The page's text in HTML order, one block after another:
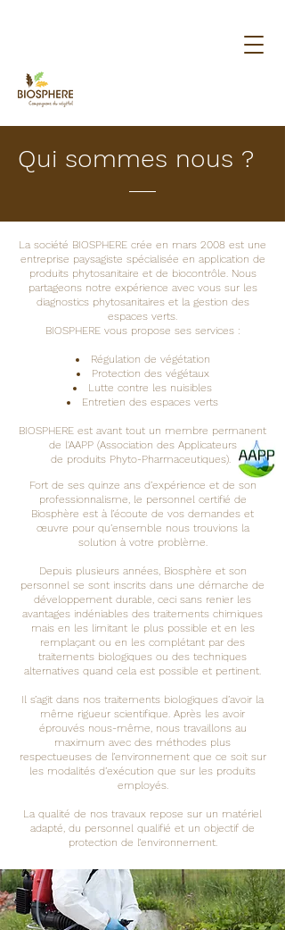
Qui sommes nous ?
La société BIOSPHERE crée en mars 2008 est une
entreprise paysagiste spécialisée en application de
produits phytosanitaire et de biocontrôle. Nous
partageons notre expérience avec vous sur les
diagnostics phytosanitaires et la gestion des
espaces verts.
BIOSPHERE vous propose ses services :
Régulation de végétation
Protection des végétaux
Lutte contre les nuisibles
Entretien des espaces verts
BIOSPHERE est avant tout un membre permanent
de l'AAPP (Association des Applicateurs
de produits Phyto-Pharmaceutiques).
Fort de ses quinze ans d’expérience et de son
professionnalisme, le personnel certifié de
Biosphère est à l’écoute de vos demandes et
œuvre pour qu’ensemble nous trouvions la
solution à votre problème.
Depuis plusieurs années, Biosphère et son
personnel se sont inscrits dans une démarche de
développement durable, ceci sans renier les
avantages indéniables des traitements chimiques
mais en les limitant le plus possible et en les
remplaçant ou en les complétant par des
traitements biologiques ou des techniques
alternatives quand cela est possible et pertinent.
Il s’agit dans nos traitements biologiques d’avoir la
même rigueur scientifique. Après les avoir
éprouvés nous-même, nous travaillons au
maximum avec des méthodes plus
respectueuses de l’environnement que ce soit sur
les modalités d’exécution que sur les produits
employés.
La qualité de nos travaux repose sur un matériel
adapté, du personnel qualifié et un objectif de
protection de l’environnement.